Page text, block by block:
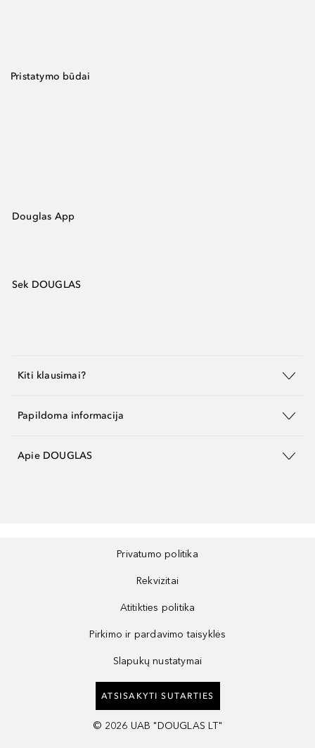
Pristatymo būdai
Douglas App
Sek DOUGLAS
Kiti klausimai?
Papildoma informacija
Apie DOUGLAS
Privatumo politika
Rekvizitai
Atitikties politika
Pirkimo ir pardavimo taisyklės
Slapukų nustatymai
ATSISAKYTI SUTARTIES
© 2026 UAB "DOUGLAS LT"